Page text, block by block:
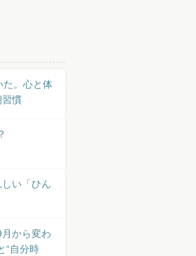
た。心と体
習慣
い「ひん
月から変わ
“自分時